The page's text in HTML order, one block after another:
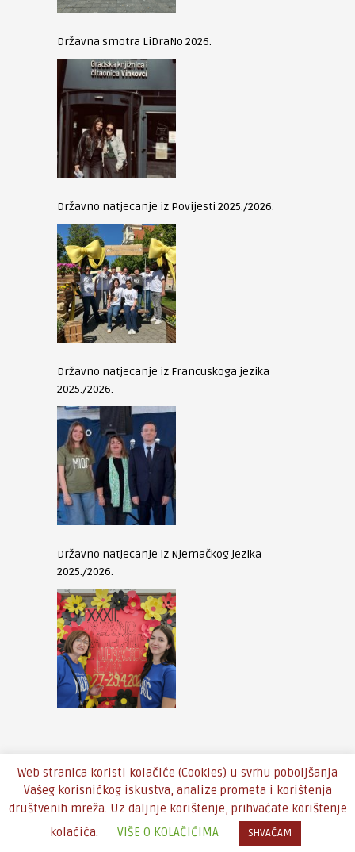
Državna smotra LiDraNo 2026.
Državno natjecanje iz Povijesti 2025./2026.
Državno natjecanje iz Francuskoga jezika
2025./2026.
Državno natjecanje iz Njemačkog jezika
2025./2026.
Copyright © 2016 - Theme by An-Themes
Web stranica koristi kolačiće (Cookies) u svrhu poboljšanja
Vašeg korisničkog iskustva, analize prometa i korištenja
društvenih mreža. Uz daljnje korištenje, prihvaćate korištenje
kolačića.
VIŠE O KOLAČIĆIMA SHVAĆAM